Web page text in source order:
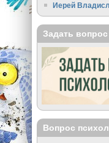
Иерей
Задать
Вопрос